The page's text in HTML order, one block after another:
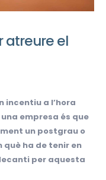
atreure el
incentiu a l’hora
empresa és que
un postgrau o
ha de tenir en
per aquesta